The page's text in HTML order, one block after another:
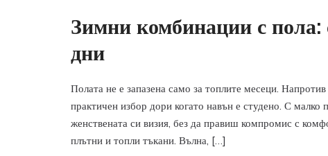
Зимни комбинации с пола:
дни
Полата не е запазена само за топлите месеци.
практичен избор дори когато навън е студено. С
женствената си визия, без да правиш компромис с
плътни и топли тъкани. Вълна, […]